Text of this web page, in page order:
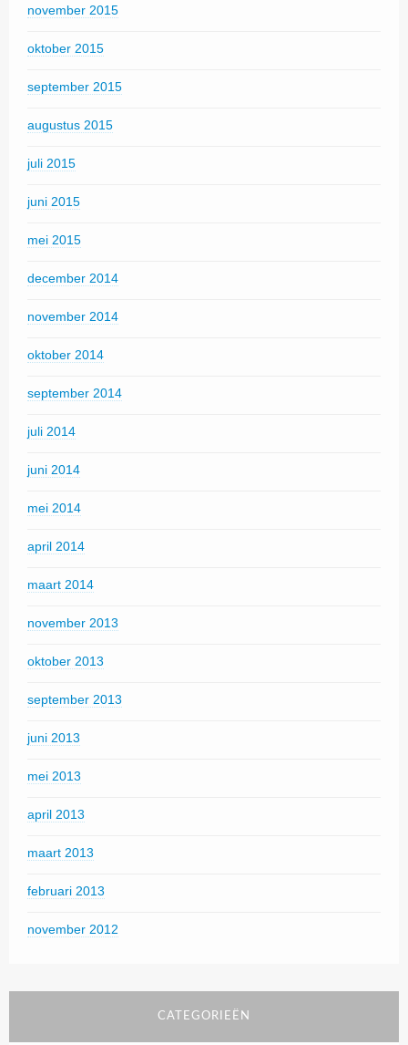
november 2015
oktober 2015
september 2015
augustus 2015
juli 2015
juni 2015
mei 2015
december 2014
november 2014
oktober 2014
september 2014
juli 2014
juni 2014
mei 2014
april 2014
maart 2014
november 2013
oktober 2013
september 2013
juni 2013
mei 2013
april 2013
maart 2013
februari 2013
november 2012
CATEGORIEËN